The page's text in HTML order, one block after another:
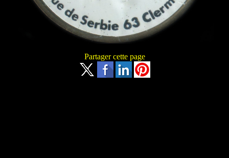
Partager cette page